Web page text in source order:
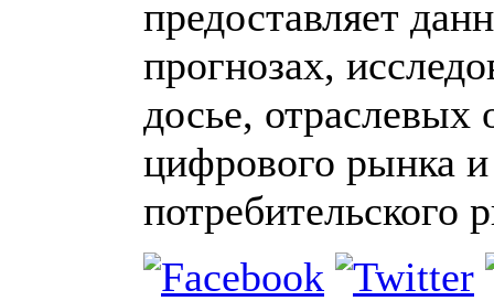
предоставляет
прогнозах,
досье, отраслевых
цифрового рынка и
потребительского